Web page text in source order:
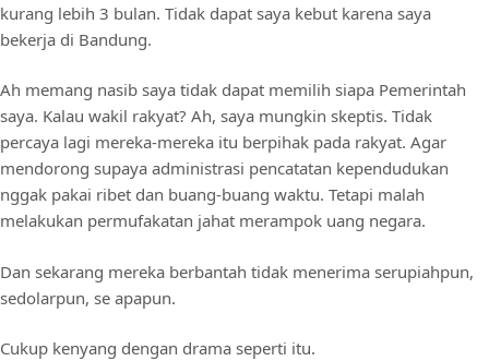
kurang lebih 3 bulan. Tidak dapat saya kebut karena saya
bekerja di Bandung.
Ah memang nasib saya tidak dapat memilih siapa Pemerintah
saya. Kalau wakil rakyat? Ah, saya mungkin skeptis. Tidak
percaya lagi mereka-mereka itu berpihak pada rakyat. Agar
mendorong supaya administrasi pencatatan kependudukan
nggak pakai ribet dan buang-buang waktu. Tetapi malah
melakukan permufakatan jahat merampok uang negara.
Dan sekarang mereka berbantah tidak menerima serupiahpun,
sedolarpun, se apapun.
Cukup kenyang dengan drama seperti itu.